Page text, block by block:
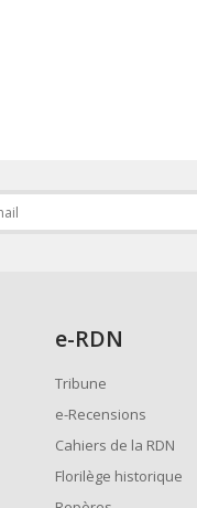
e-RDN
Tribune
e-Recensions
Cahiers de la RDN
Florilège historique